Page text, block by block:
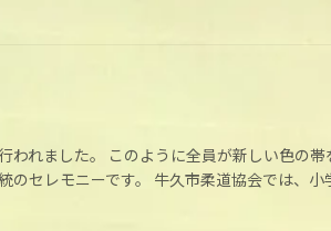
われました。 このように全員が新しい色の帯
セレモニーです。 牛久市柔道協会では、小